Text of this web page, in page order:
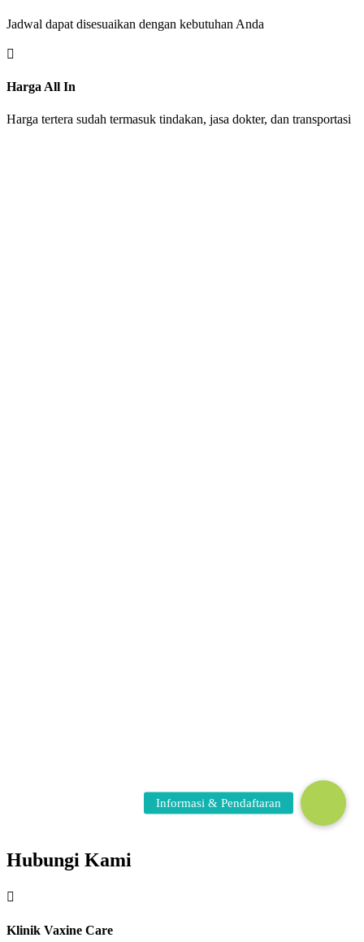
Jadwal dapat disesuaikan dengan kebutuhan Anda

Harga All In
Harga tertera sudah termasuk tindakan, jasa dokter, dan transportasi
Hubungi Kami

Klinik Vaxine Care